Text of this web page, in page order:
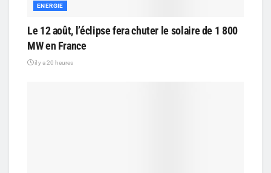
ENERGIE
Le 12 août, l’éclipse fera chuter le solaire de 1 800
MW en France
il y a 20 heures